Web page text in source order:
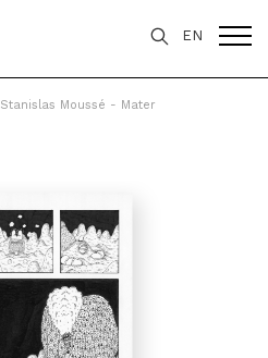
EN
Stanislas Moussé - Mater